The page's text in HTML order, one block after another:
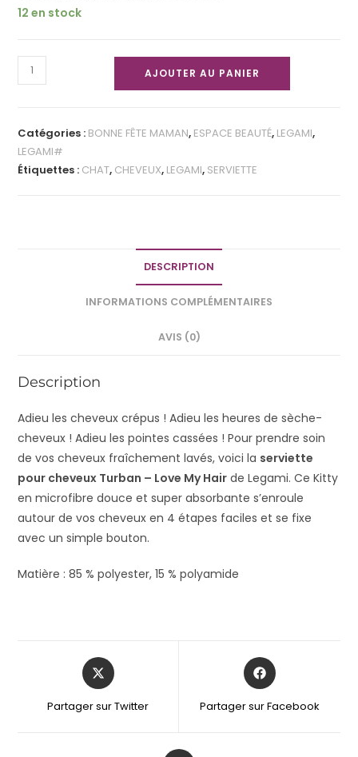
12 en stock
AJOUTER AU PANIER
Catégories : BONNE FÊTE MAMAN, ESPACE BEAUTÉ, LEGAMI,
LEGAMI#
Étiquettes : CHAT, CHEVEUX, LEGAMI, SERVIETTE
DESCRIPTION
INFORMATIONS COMPLÉMENTAIRES
AVIS (0)
Description
Adieu les cheveux crépus ! Adieu les heures de sèche-
cheveux ! Adieu les pointes cassées ! Pour prendre soin
de vos cheveux fraîchement lavés, voici la serviette
pour cheveux Turban – Love My Hair de Legami. Ce Kitty
en microfibre douce et super absorbante s’enroule
autour de vos cheveux en 4 étapes faciles et se fixe
avec un simple bouton.
Matière : 85 % polyester, 15 % polyamide
Partager sur Twitter Partager sur Facebook